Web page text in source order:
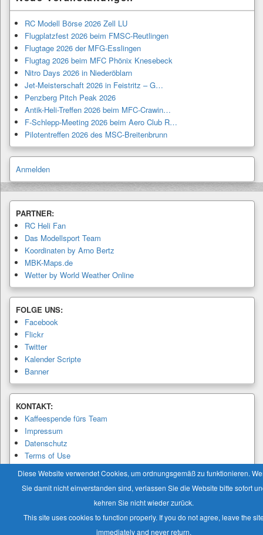
RC Modell Börse 2026 Zell LU
Flugplatzfest 2026 beim FMSC-Reutlingen
Flugtage 2026 der MFG-Esslingen
Flugtag 2026 beim MFC Phönix Knesebeck
Nitro Days 2026 in Niederöblarn
Jet-Meisterschaft 2026 in Feistritz – G…
Penzberg Pitch Peak 2026
Antik-Heli-Treffen 2026 beim MFC-Crawin…
F-Schlepp-Meeting 2026 beim Aero Club R…
Pilotentreffen 2026 des MSC-Breitenbrunn
Anmelden
PARTNER:
RC Heli Fan
Das Modellsport Team
Koordinaten by Arno Bertz
MBK-Maps.de
Wetter by World Weather Online
FOLGE UNS:
Facebook
Flickr
Twitter
Kalender Scripte
Banner
KONTAKT:
Kaffeespende fürs Team
Impressum
Datenschutz
Terms of Use
Privacy Policy
Copyright © 2026Modellbaukalender.info. Alle Rechte vorbehalten.
Theme: Catch Box byCatch Themes
Diese Website verwendet Cookies, um ordnungsgemäß zu funktionieren.
Sie damit nicht einverstanden sind, verlassen Sie die Website bitte sofort
kehren Sie nicht wieder zurück.
This site uses cookies to function properly. If you do not agree, leave the
immediately and never return.